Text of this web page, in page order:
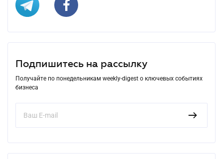
Подпишитесь на рассылку
Получайте по понедельникам weekly-digest о ключевых событиях
бизнеса